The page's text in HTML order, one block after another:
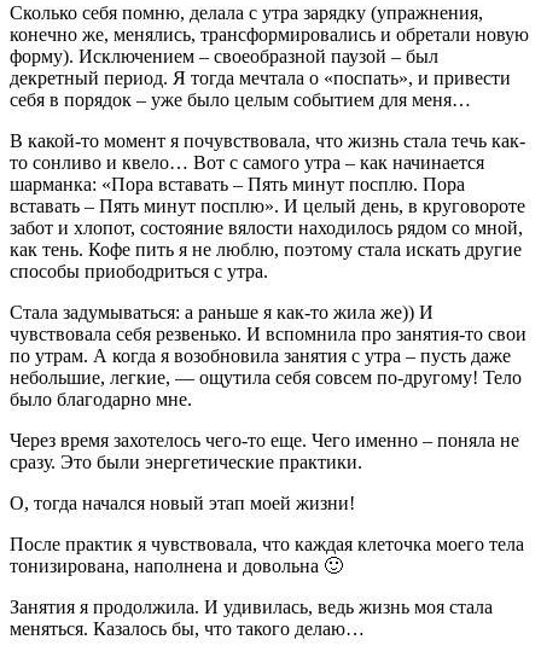
Сколько себя помню, делала с утра зарядку (упражнения,
конечно же, менялись, трансформировались и обретали новую
форму). Исключением – своеобразной паузой – был
декретный период. Я тогда мечтала о «поспать», и привести
себя в порядок – уже было целым событием для меня…
В какой-то момент я почувствовала, что жизнь стала течь как-
то сонливо и квело… Вот с самого утра – как начинается
шарманка: «Пора вставать – Пять минут посплю. Пора
вставать – Пять минут посплю». И целый день, в круговороте
забот и хлопот, состояние вялости находилось рядом со мной,
как тень. Кофе пить я не люблю, поэтому стала искать другие
способы приободриться с утра.
Стала задумываться: а раньше я как-то жила же)) И
чувствовала себя резвенько. И вспомнила про занятия-то свои
по утрам. А когда я возобновила занятия с утра – пусть даже
небольшие, легкие, — ощутила себя совсем по-другому! Тело
было благодарно мне.
Через время захотелось чего-то еще. Чего именно – поняла не
сразу. Это были энергетические практики.
О, тогда начался новый этап моей жизни!
После практик я чувствовала, что каждая клеточка моего тела
тонизирована, наполнена и довольна 🙂
Занятия я продолжила. И удивилась, ведь жизнь моя стала
меняться. Казалось бы, что такого делаю…